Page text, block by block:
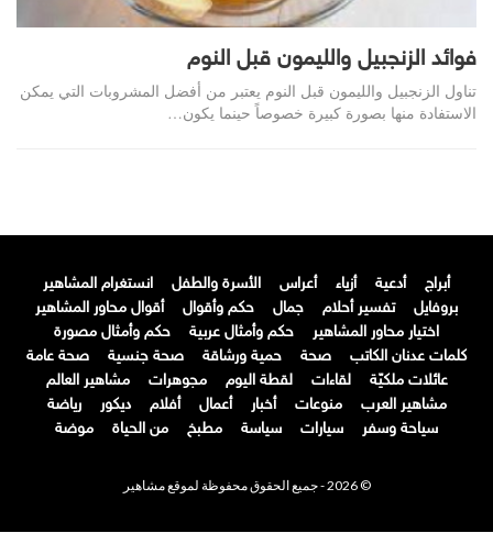
فوائد الزنجبيل والليمون قبل النوم
تناول الزنجبيل والليمون قبل النوم يعتبر من أفضل المشروبات التي يمكن
الاستفادة منها بصورة كبيرة خصوصاً حينما يكون…
أبراج أدعية أزياء أعراس الأسرة والطفل
انستغرام المشاهير
بروفايل
تفسير أحلام جمال حكم وأقوال
أقوال محاور المشاهير
اختيار محاور المشاهير
حكم وأمثال عربية
حكم وأمثال مصورة
كلمات عدنان الكاتب
صحة حمية ورشاقة صحة جنسية
صحة عامة
عائلات ملكيّة
لقاءات لقطة اليوم مجوهرات
مشاهير العالم
مشاهير العرب
منوعات أخبار أعمال أفلام ديكور
رياضة
سياحة وسفر
سيارات سياسة مطبخ من الحياة موضة
© 2026 - جميع الحقوق محفوظة لموقع مشاهير